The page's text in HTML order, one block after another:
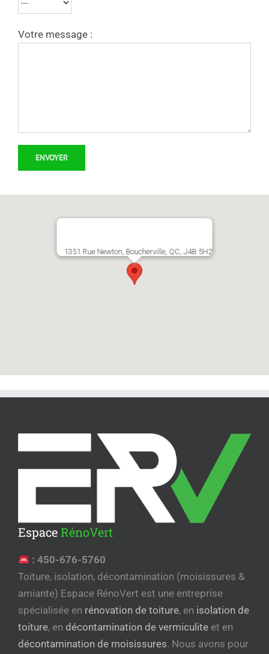
Votre message :
1351 Rue Newton, Boucherville, QC, J4B 5H2
EspaceRénoVert
:450-676-5760
Toiture, isolation, décontamination (moisissures &
amiante) Espace RénoVert est une entreprise
spécialisée en rénovation de toiture, en isolation de
toiture, en décontamination de vermiculite et en
décontamination de moisissures. Nous avons pour